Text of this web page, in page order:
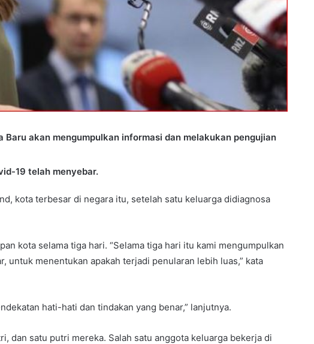
Baru akan mengumpulkan informasi dan melakukan pengujian
19 telah menyebar.
kota terbesar di negara itu, setelah satu keluarga didiagnosa
kota selama tiga hari. “Selama tiga hari itu kami mengumpulkan
untuk menentukan apakah terjadi penularan lebih luas,” kata
hati-hati dan tindakan yang benar,” lanjutnya.
dan satu putri mereka. Salah satu anggota keluarga bekerja di